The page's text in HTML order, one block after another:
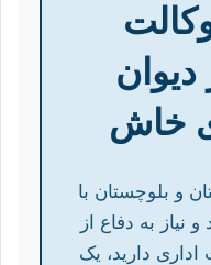
خاش
و بلوچستان با
نیاز به دفاع از
دارید، یک